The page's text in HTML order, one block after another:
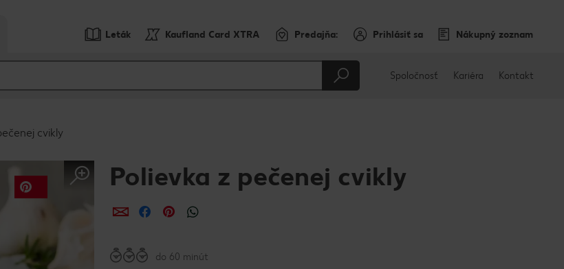
Leták Kaufland Card XTRA Predajňa: Prihlásiť sa Nákupný zoznam
Spoločnosť Kariéra Kontakt
cvikly
Polievka z pečenej cvikly
ZdieľaťZdieľaťZdieľať
do 60 minút